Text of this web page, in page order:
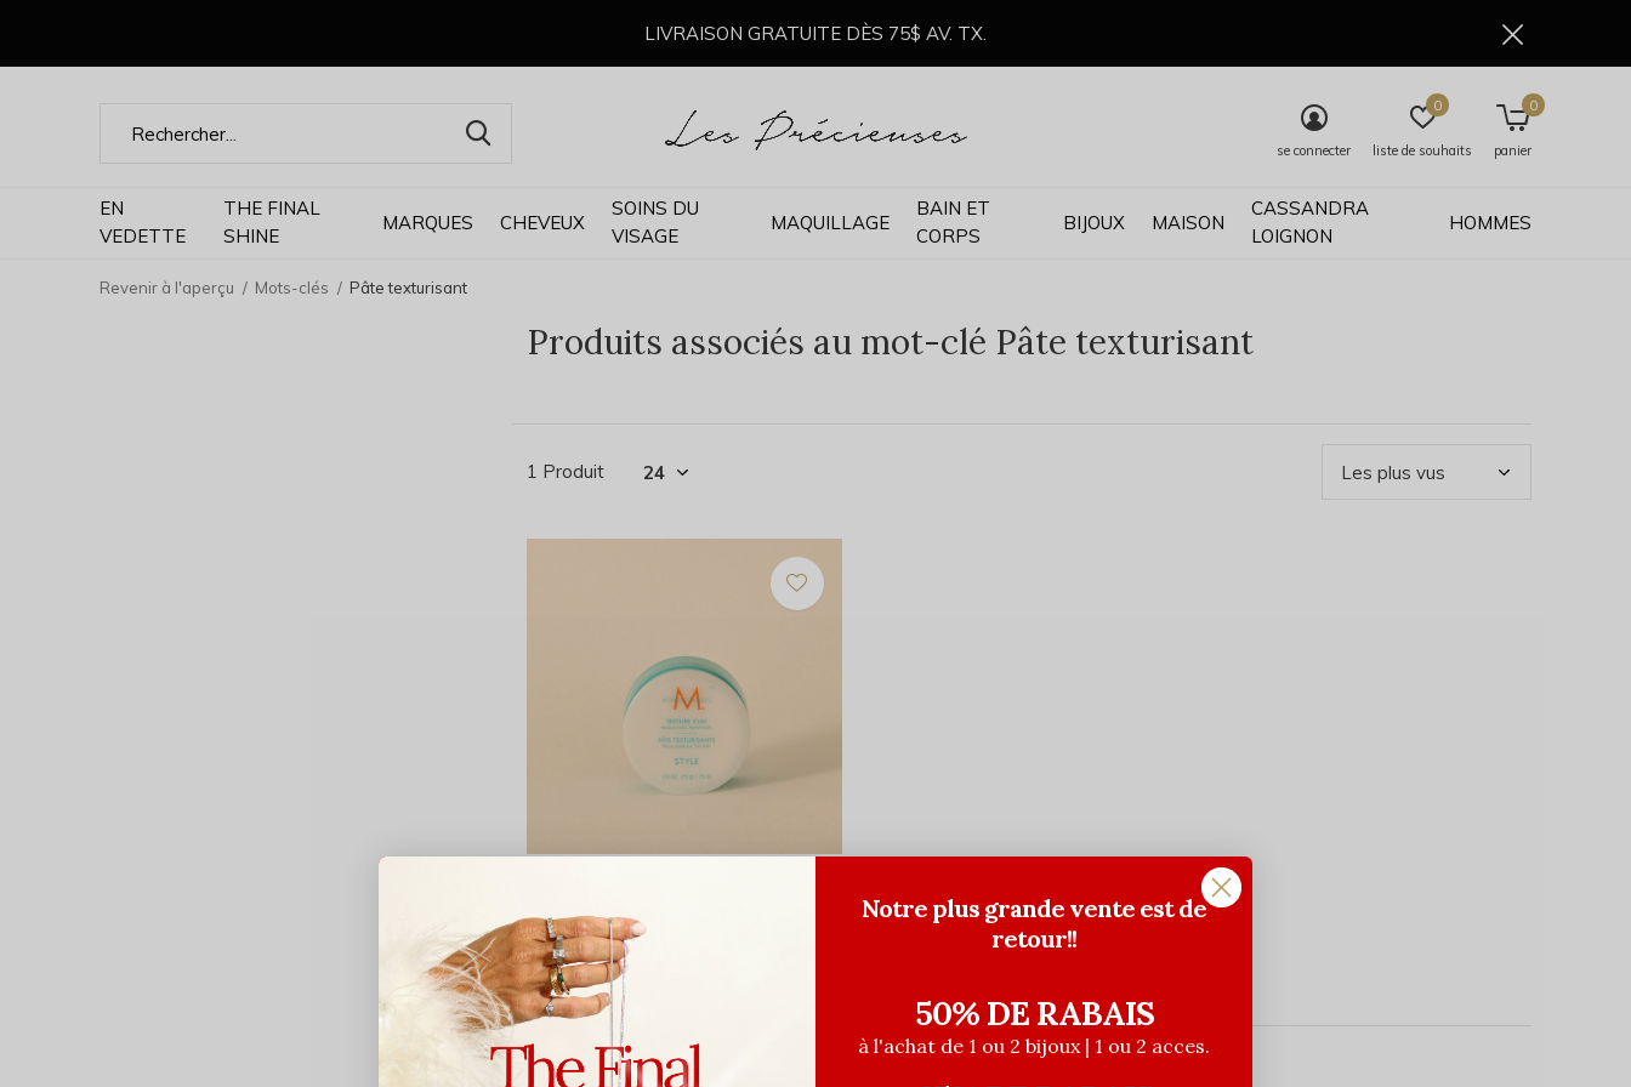
EN
VEDETTE
THE FINAL
SHINE
MARQUES CHEVEUX
SOINS DU
VISAGE
MAQUILLAGE
BAIN ET
CORPS
BIJOUX MAISON
CASSANDRA
LOIGNON
HOMMES
se connecter liste de souhaits
0
panier
0
LIVRAISON GRATUITE DÈS 75$ AV. TX.
Revenir à l'aperçu Mots-clés Pâte texturisant
Produits associés au mot-clé Pâte texturisant
1 Produit
Pâte Texturisante - 75ml
38,00$CA
Avant les taxes
Notre plus grande vente est de
retour!!
50% DE RABAIS
à l'achat de 1 ou 2 bijoux | 1 ou 2 acces.